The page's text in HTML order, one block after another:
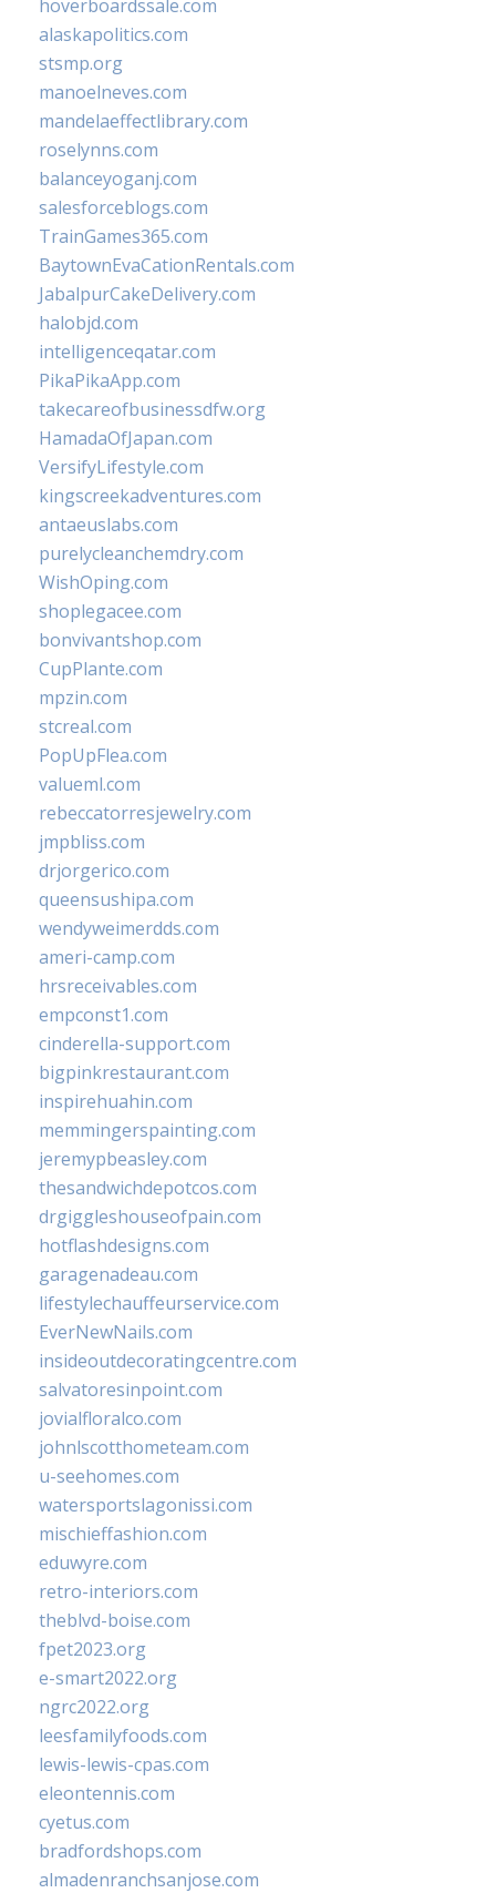
hoverboardssale.com
alaskapolitics.com
stsmp.org
manoelneves.com
mandelaeffectlibrary.com
roselynns.com
balanceyoganj.com
salesforceblogs.com
TrainGames365.com
BaytownEvaCationRentals.com
JabalpurCakeDelivery.com
halobjd.com
intelligenceqatar.com
PikaPikaApp.com
takecareofbusinessdfw.org
HamadaOfJapan.com
VersifyLifestyle.com
kingscreekadventures.com
antaeuslabs.com
purelycleanchemdry.com
WishOping.com
shoplegacee.com
bonvivantshop.com
CupPlante.com
mpzin.com
stcreal.com
PopUpFlea.com
valueml.com
rebeccatorresjewelry.com
jmpbliss.com
drjorgerico.com
queensushipa.com
wendyweimerdds.com
ameri-camp.com
hrsreceivables.com
empconst1.com
cinderella-support.com
bigpinkrestaurant.com
inspirehuahin.com
memmingerspainting.com
jeremypbeasley.com
thesandwichdepotcos.com
drgiggleshouseofpain.com
hotflashdesigns.com
garagenadeau.com
lifestylechauffeurservice.com
EverNewNails.com
insideoutdecoratingcentre.com
salvatoresinpoint.com
jovialfloralco.com
johnlscotthometeam.com
u-seehomes.com
watersportslagonissi.com
mischieffashion.com
eduwyre.com
retro-interiors.com
theblvd-boise.com
fpet2023.org
e-smart2022.org
ngrc2022.org
leesfamilyfoods.com
lewis-lewis-cpas.com
eleontennis.com
cyetus.com
bradfordshops.com
almadenranchsanjose.com